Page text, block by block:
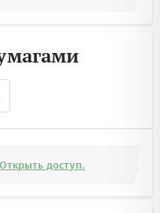
Открыть доступ.